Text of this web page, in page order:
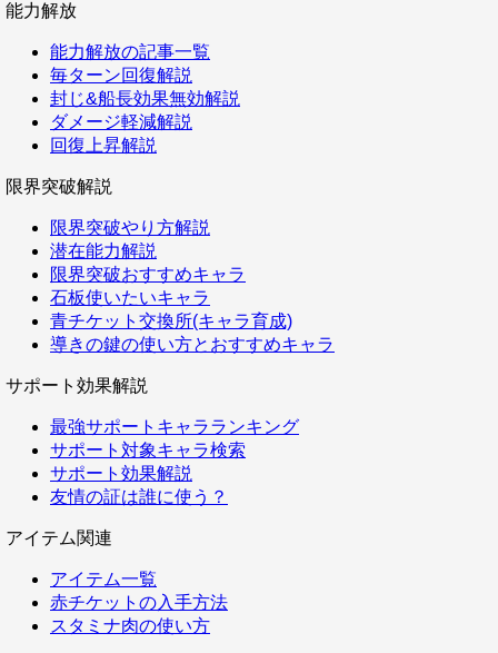
能力解放
能力解放の記事一覧
毎ターン回復解説
封じ&船長効果無効解説
ダメージ軽減解説
回復上昇解説
限界突破解説
限界突破やり方解説
潜在能力解説
限界突破おすすめキャラ
石板使いたいキャラ
青チケット交換所(キャラ育成)
導きの鍵の使い方とおすすめキャラ
サポート効果解説
最強サポートキャラランキング
サポート対象キャラ検索
サポート効果解説
友情の証は誰に使う？
アイテム関連
アイテム一覧
赤チケットの入手方法
スタミナ肉の使い方